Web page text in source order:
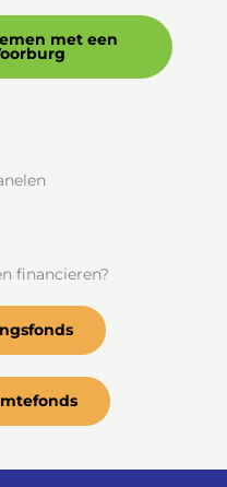
met een
financieren?